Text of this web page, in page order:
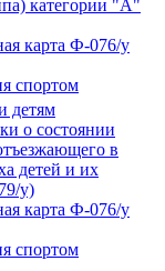
категории "А"
карта Ф-076/у
спортом
детям
о состоянии
в
детей и их
у)
карта Ф-076/у
спортом